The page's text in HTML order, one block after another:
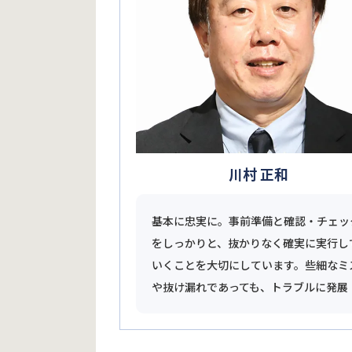
川村 正和
基本に忠実に。事前準備と確認・チェッ
をしっかりと、抜かりなく確実に実行し
いくことを大切にしています。些細なミ
や抜け漏れであっても、トラブルに発展